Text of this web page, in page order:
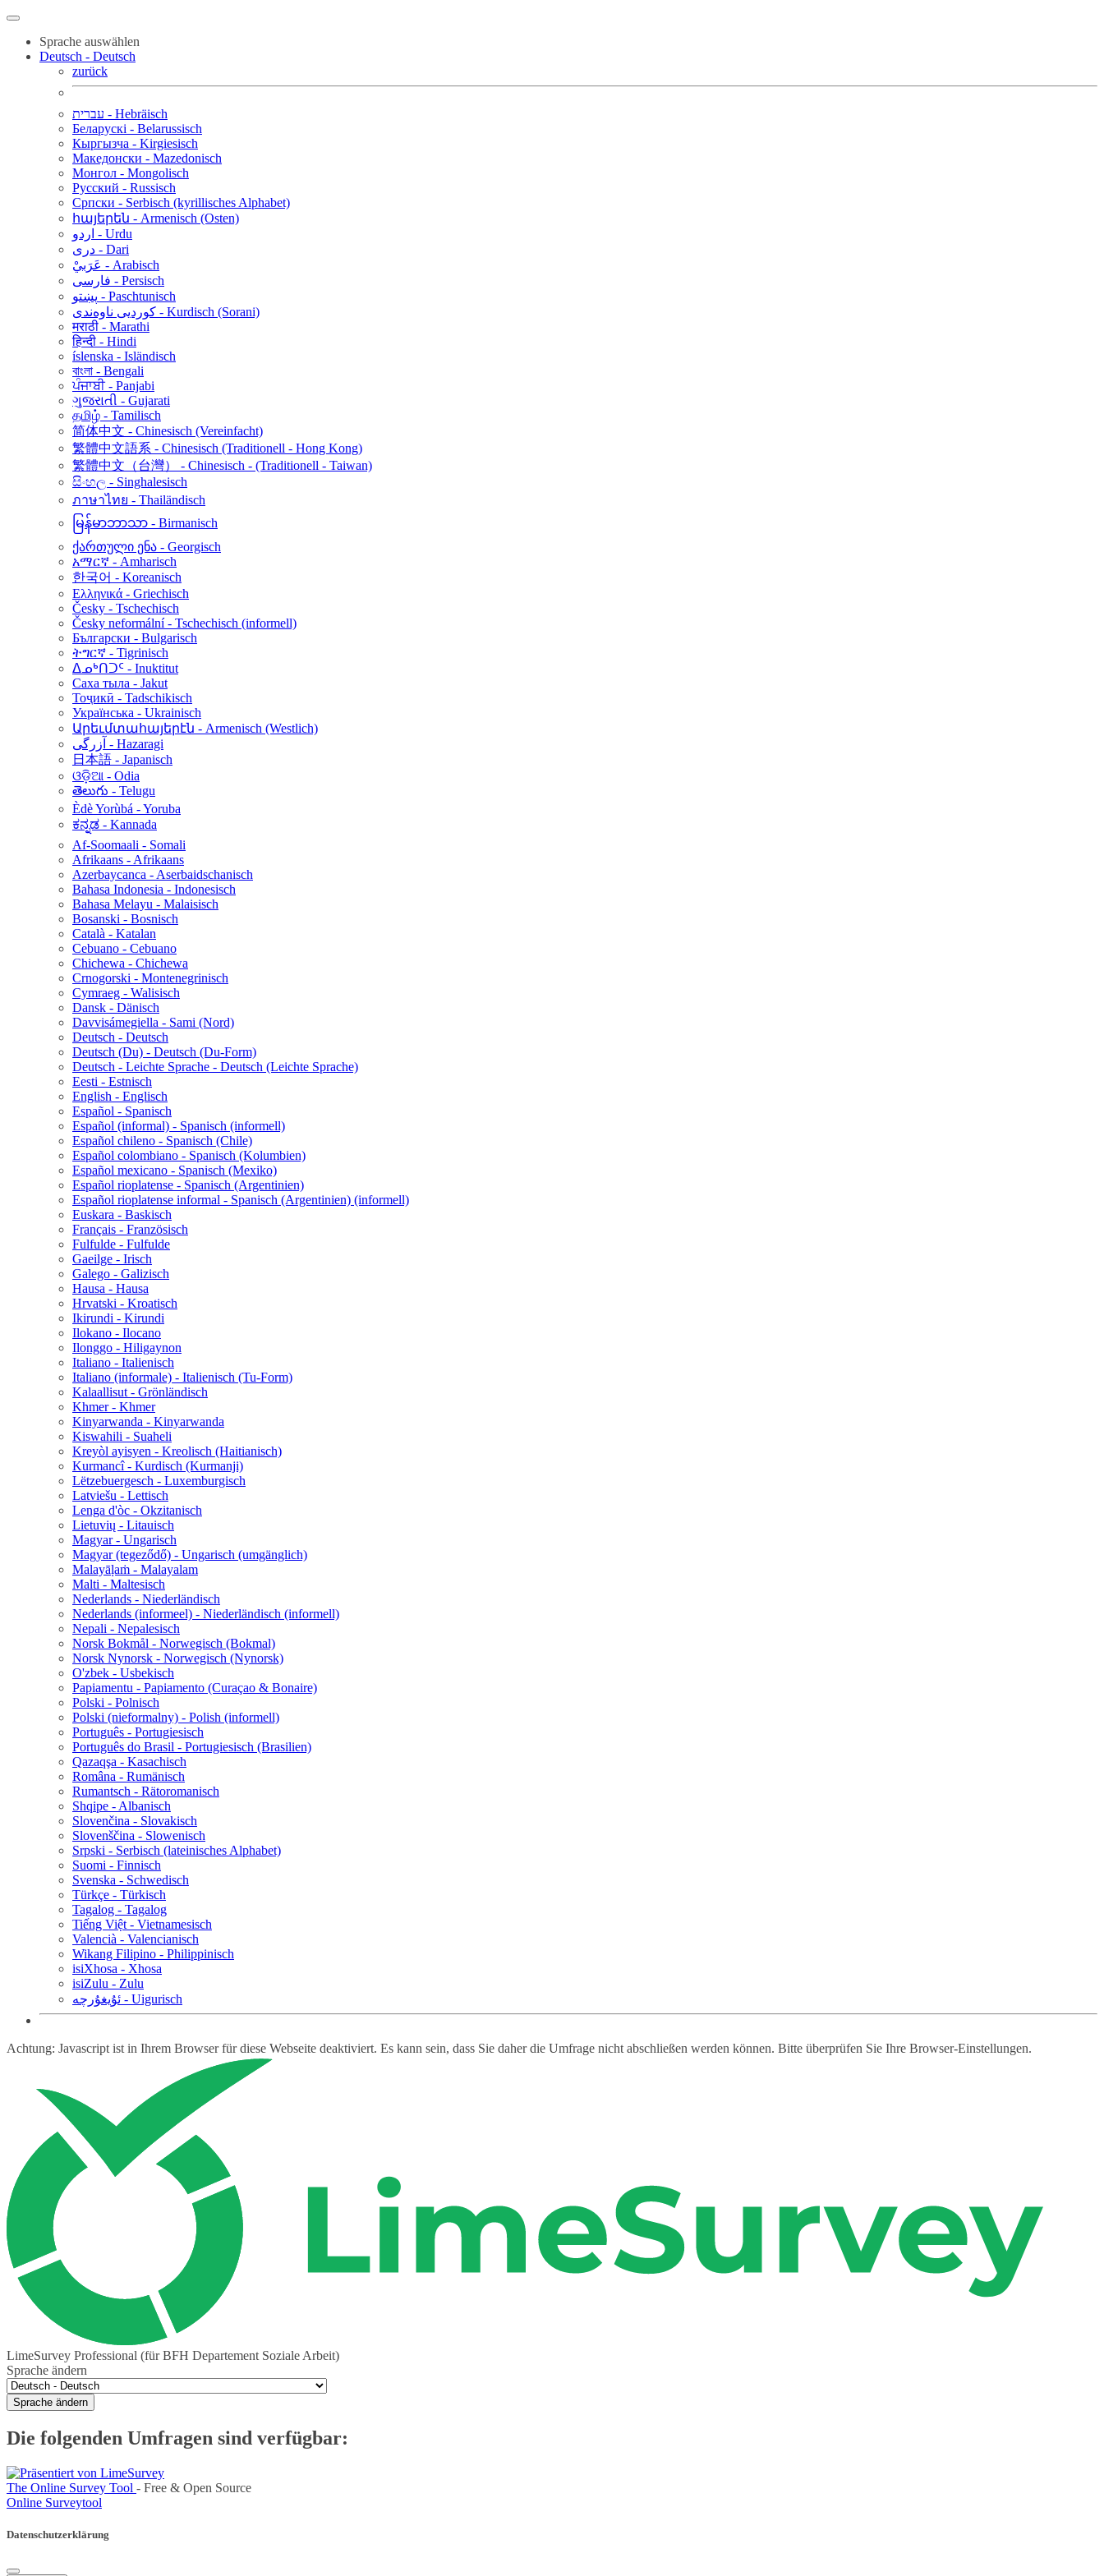
Sprache auswählen
Deutsch - Deutsch
zurück
עברית - Hebräisch
Беларускі - Belarussisch
Кыргызча - Kirgiesisch
Македонски - Mazedonisch
Монгол - Mongolisch
Русский - Russisch
Српски - Serbisch (kyrillisches Alphabet)
հայերեն - Armenisch (Osten)
اردو - Urdu
دری - Dari
عَرَبيْ - Arabisch
فارسی - Persisch
پښتو - Paschtunisch
کوردیی ناوەندی - Kurdisch (Sorani)
मराठी - Marathi
हिन्दी - Hindi
íslenska - Isländisch
বাংলা - Bengali
ਪੰਜਾਬੀ - Panjabi
ગુજરાતી - Gujarati
தமிழ் - Tamilisch
简体中文 - Chinesisch (Vereinfacht)
繁體中文語系 - Chinesisch (Traditionell - Hong Kong)
繁體中文（台灣） - Chinesisch - (Traditionell - Taiwan)
සිංහල - Singhalesisch
ภาษาไทย - Thailändisch
မြန်မာဘာသာ - Birmanisch
ქართული ენა - Georgisch
አማርኛ - Amharisch
한국어 - Koreanisch
Ελληνικά - Griechisch
Česky - Tschechisch
Česky neformální - Tschechisch (informell)
Български - Bulgarisch
ትግርኛ - Tigrinisch
ᐃᓄᒃᑎᑐᑦ - Inuktitut
Саха тыла - Jakut
Тоҷикӣ - Tadschikisch
Українська - Ukrainisch
Արեւմտահայերէն - Armenisch (Westlich)
آزرگی - Hazaragi
日本語 - Japanisch
ଓଡ଼ିଆ - Odia
తెలుగు - Telugu
Èdè Yorùbá - Yoruba
ಕನ್ನಡ - Kannada
Af-Soomaali - Somali
Afrikaans - Afrikaans
Azerbaycanca - Aserbaidschanisch
Bahasa Indonesia - Indonesisch
Bahasa Melayu - Malaisisch
Bosanski - Bosnisch
Català - Katalan
Cebuano - Cebuano
Chichewa - Chichewa
Crnogorski - Montenegrinisch
Cymraeg - Walisisch
Dansk - Dänisch
Davvisámegiella - Sami (Nord)
Deutsch - Deutsch
Deutsch (Du) - Deutsch (Du-Form)
Deutsch - Leichte Sprache - Deutsch (Leichte Sprache)
Eesti - Estnisch
English - Englisch
Español - Spanisch
Español (informal) - Spanisch (informell)
Español chileno - Spanisch (Chile)
Español colombiano - Spanisch (Kolumbien)
Español mexicano - Spanisch (Mexiko)
Español rioplatense - Spanisch (Argentinien)
Español rioplatense informal - Spanisch (Argentinien) (informell)
Euskara - Baskisch
Français - Französisch
Fulfulde - Fulfulde
Gaeilge - Irisch
Galego - Galizisch
Hausa - Hausa
Hrvatski - Kroatisch
Ikirundi - Kirundi
Ilokano - Ilocano
Ilonggo - Hiligaynon
Italiano - Italienisch
Italiano (informale) - Italienisch (Tu-Form)
Kalaallisut - Grönländisch
Khmer - Khmer
Kinyarwanda - Kinyarwanda
Kiswahili - Suaheli
Kreyòl ayisyen - Kreolisch (Haitianisch)
Kurmancî - Kurdisch (Kurmanji)
Lëtzebuergesch - Luxemburgisch
Latviešu - Lettisch
Lenga d'òc - Okzitanisch
Lietuvių - Litauisch
Magyar - Ungarisch
Magyar (tegeződő) - Ungarisch (umgänglich)
Malayāḷaṁ - Malayalam
Malti - Maltesisch
Nederlands - Niederländisch
Nederlands (informeel) - Niederländisch (informell)
Nepali - Nepalesisch
Norsk Bokmål - Norwegisch (Bokmal)
Norsk Nynorsk - Norwegisch (Nynorsk)
O'zbek - Usbekisch
Papiamentu - Papiamento (Curaçao & Bonaire)
Polski - Polnisch
Polski (nieformalny) - Polish (informell)
Português - Portugiesisch
Português do Brasil - Portugiesisch (Brasilien)
Qazaqşa - Kasachisch
Româna - Rumänisch
Rumantsch - Rätoromanisch
Shqipe - Albanisch
Slovenčina - Slovakisch
Slovenščina - Slowenisch
Srpski - Serbisch (lateinisches Alphabet)
Suomi - Finnisch
Svenska - Schwedisch
Türkçe - Türkisch
Tagalog - Tagalog
Tiếng Việt - Vietnamesisch
Valencià - Valencianisch
Wikang Filipino - Philippinisch
isiXhosa - Xhosa
isiZulu - Zulu
ئۇيغۇرچە - Uigurisch
Achtung: Javascript ist in Ihrem Browser für diese Webseite deaktiviert. Es kann sein, dass Sie daher die Umfrage nicht abschließen werden können. Bitte überprüfen Sie Ihre Browser-Einstellungen.
LimeSurvey Professional (für BFH Departement Soziale Arbeit)
Sprache ändern
Sprache ändern
Die folgenden Umfragen sind verfügbar:
The Online Survey Tool - Free & Open Source
Online Surveytool
Datenschutzerklärung